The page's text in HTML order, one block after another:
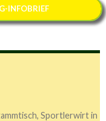
INFOBRIEF
Sportlerwirt in